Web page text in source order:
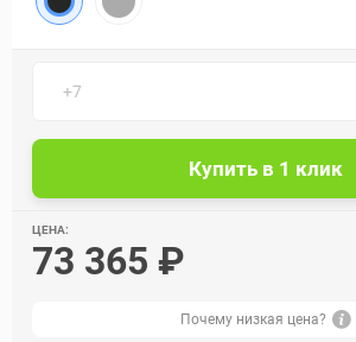
ЦЕНА:
73 365 ₽
Почему низкая цена?